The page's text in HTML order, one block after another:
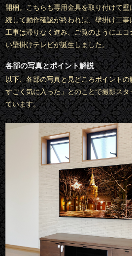
開梱。こちらも専用金具を取り付けて
続して動作確認が終われば、壁掛け工事
工事は滞りなく進み、ご覧のようにエ
い壁掛けテレビが誕生しました。
各部の写真とポイント解説
以下、各部の写真と見どころポイント
すごく気に入った」とのことで撮影ス
ています。